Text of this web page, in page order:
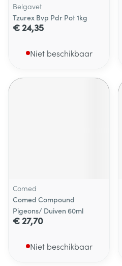
Belgavet
Tzurex Bvp Pdr Pot 1kg
€ 24,35
Niet beschikbaar
Comed
Comed Compound
Pigeons/ Duiven 60ml
€ 27,70
Niet beschikbaar